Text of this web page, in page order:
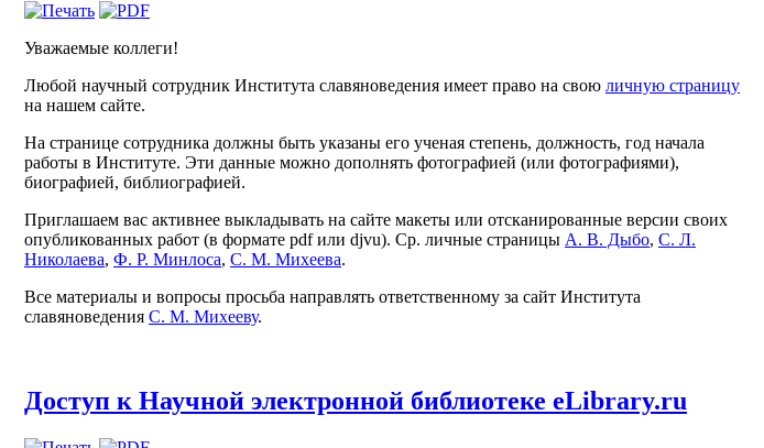
Уважаемые коллеги!
Любой научный сотрудник Института славяноведения имеет право на свою личную страницу
на нашем сайте.
На странице сотрудника должны быть указаны его ученая степень, должность, год начала
работы в Институте. Эти данные можно дополнять фотографией (или фотографиями),
биографией, библиографией.
Приглашаем вас активнее выкладывать на сайте макеты или отсканированные версии своих
опубликованных работ (в формате pdf или djvu). Ср. личные страницы А. В. Дыбо, С. Л.
Николаева, Ф. Р. Минлоса, С. М. Михеева.
Все материалы и вопросы просьба направлять ответственному за сайт Института
славяноведения С. М. Михееву.
Доступ к Научной электронной библиотеке eLibrary.ru